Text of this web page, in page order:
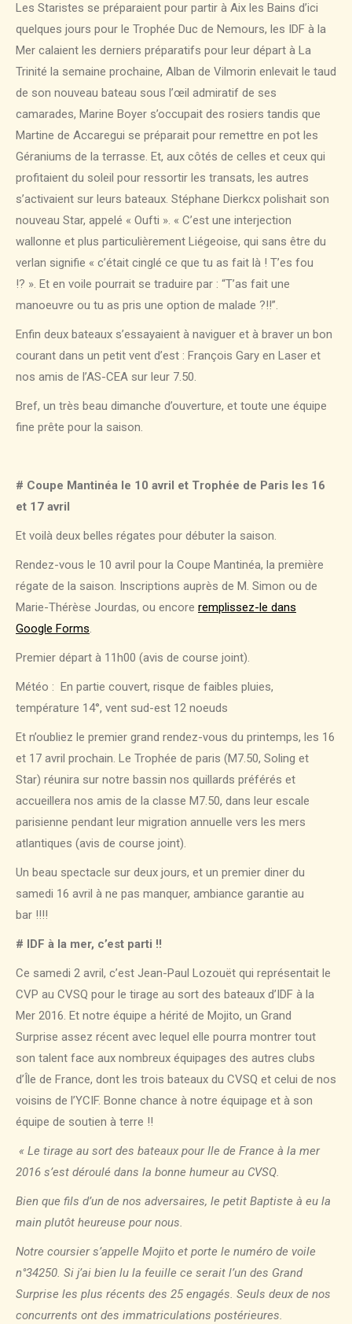
Les Staristes se préparaient pour partir à Aix les Bains d’ici
quelques jours pour le Trophée Duc de Nemours, les IDF à la
Mer calaient les derniers préparatifs pour leur départ à La
Trinité la semaine prochaine, Alban de Vilmorin enlevait le taud
de son nouveau bateau sous l’œil admiratif de ses
camarades, Marine Boyer s’occupait des rosiers tandis que
Martine de Accaregui se préparait pour remettre en pot les
Géraniums de la terrasse. Et, aux côtés de celles et ceux qui
profitaient du soleil pour ressortir les transats, les autres
s’activaient sur leurs bateaux. Stéphane Dierkcx polishait son
nouveau Star, appelé « Oufti ». « C’est une interjection
wallonne et plus particulièrement Liégeoise, qui sans être du
verlan signifie « c’était cinglé ce que tu as fait là ! T’es fou
!? ». Et en voile pourrait se traduire par : “T’as fait une
manoeuvre ou tu as pris une option de malade ?!!”.
Enfin deux bateaux s’essayaient à naviguer et à braver un bon
courant dans un petit vent d’est : François Gary en Laser et
nos amis de l’AS-CEA sur leur 7.50.
Bref, un très beau dimanche d’ouverture, et toute une équipe
fine prête pour la saison.
# Coupe Mantinéa le 10 avril et Trophée de Paris les 16
et 17 avril
Et voilà deux belles régates pour débuter la saison.
Rendez-vous le 10 avril pour la Coupe Mantinéa, la première
régate de la saison. Inscriptions auprès de M. Simon ou de
Marie-Thérèse Jourdas, ou encore remplissez-le dans
Google Forms.
Premier départ à 11h00 (avis de course joint).
Météo : En partie couvert, risque de faibles pluies,
température 14°, vent sud-est 12 noeuds
Et n’oubliez le premier grand rendez-vous du printemps, les 16
et 17 avril prochain. Le Trophée de paris (M7.50, Soling et
Star) réunira sur notre bassin nos quillards préférés et
accueillera nos amis de la classe M7.50, dans leur escale
parisienne pendant leur migration annuelle vers les mers
atlantiques (avis de course joint).
Un beau spectacle sur deux jours, et un premier diner du
samedi 16 avril à ne pas manquer, ambiance garantie au
bar !!!!
# IDF à la mer, c’est parti !!
Ce samedi 2 avril, c’est Jean-Paul Lozouët qui représentait le
CVP au CVSQ pour le tirage au sort des bateaux d’IDF à la
Mer 2016. Et notre équipe a hérité de Mojito, un Grand
Surprise assez récent avec lequel elle pourra montrer tout
son talent face aux nombreux équipages des autres clubs
d’Île de France, dont les trois bateaux du CVSQ et celui de nos
voisins de l’YCIF. Bonne chance à notre équipage et à son
équipe de soutien à terre !!
« Le tirage au sort des bateaux pour Ile de France à la mer
2016 s’est déroulé dans la bonne humeur au CVSQ.
Bien que fils d’un de nos adversaires, le petit Baptiste à eu la
main plutôt heureuse pour nous.
Notre coursier s’appelle Mojito et porte le numéro de voile
n°34250. Si j’ai bien lu la feuille ce serait l’un des Grand
Surprise les plus récents des 25 engagés. Seuls deux de nos
concurrents ont des immatriculations postérieures.